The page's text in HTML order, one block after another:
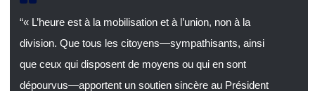
“« L’heure est à la mobilisation et à l’union, non à la
division. Que tous les citoyens—sympathisants, ainsi
que ceux qui disposent de moyens ou qui en sont
dépourvus—apportent un soutien sincère au Président